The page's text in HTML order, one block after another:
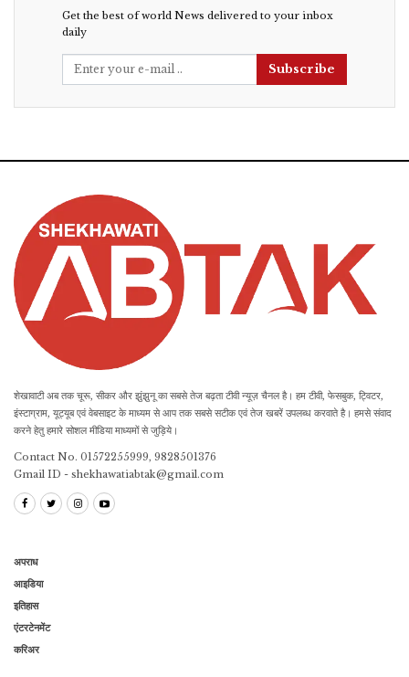
Get the best of world News delivered to your inbox
daily
Subscribe
शेखावाटी अब तक चूरू, सीकर और झुंझुनू का सबसे तेज बढ़ता टीवी न्यूज़ चैनल है। हम टीवी, फेसबुक, ट्विटर,
इंस्टाग्राम, यूट्यूब एवं वेबसाइट के माध्यम से आप तक सबसे सटीक एवं तेज खबरें उपलब्ध करवाते है। हमसे संवाद
करने हेतु हमारे सोशल मीडिया माध्यमों से जुड़िये।
Contact No. 01572255999, 9828501376
Gmail ID - shekhawatiabtak@gmail.com
अपराध
आइडिया
इतिहास
एंटरटेनमेंट
करिअर